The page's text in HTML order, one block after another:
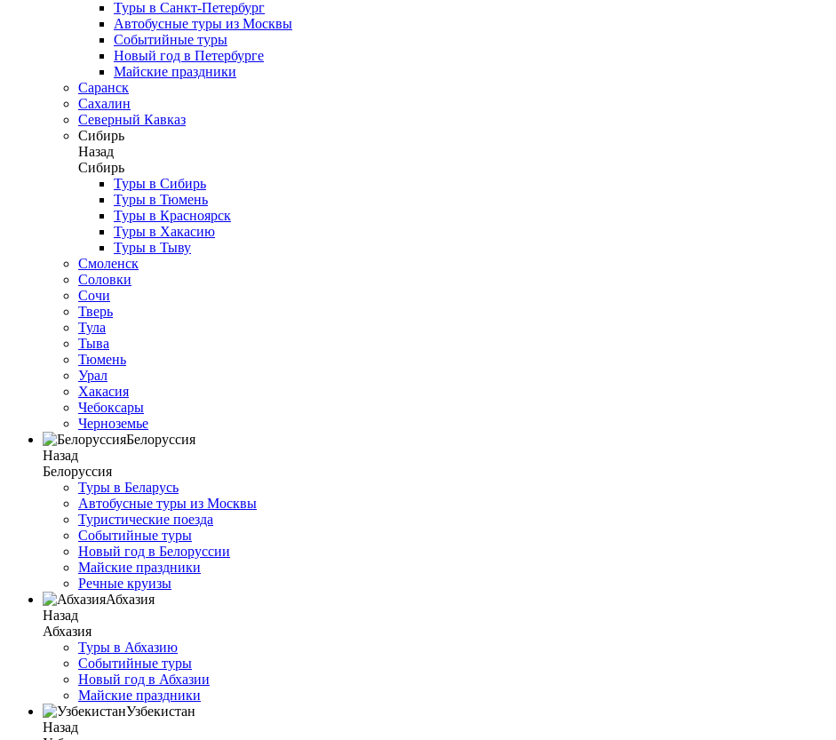
Туры в Санкт-Петербург
Автобусные туры из Москвы
Событийные туры
Новый год в Петербурге
Майские праздники
Саранск
Сахалин
Северный Кавказ
Сибирь
Назад
Сибирь
Туры в Сибирь
Туры в Тюмень
Туры в Красноярск
Туры в Хакасию
Туры в Тыву
Смоленск
Соловки
Сочи
Тверь
Тула
Тыва
Тюмень
Урал
Хакасия
Чебоксары
Черноземье
Белоруссия
Назад
Белоруссия
Туры в Беларусь
Автобусные туры из Москвы
Туристические поезда
Событийные туры
Новый год в Белоруссии
Майские праздники
Речные круизы
Абхазия
Назад
Абхазия
Туры в Абхазию
Событийные туры
Новый год в Абхазии
Майские праздники
Узбекистан
Назад